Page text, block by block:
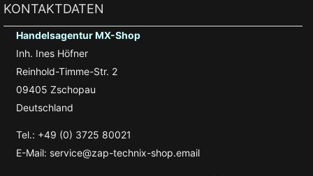
KONTAKTDATEN
Handelsagentur MX-Shop
Inh. Ines Höfner
Reinhold-Timme-Str. 2
09405 Zschopau
Deutschland
Tel.: +49 (0) 3725 80021
E-Mail: service@zap-technix-shop.email